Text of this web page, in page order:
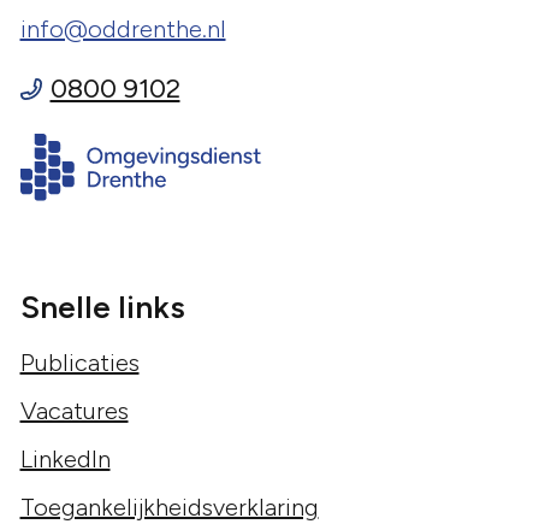
info@oddrenthe.nl
0800 9102
Snelle links
Publicaties
Vacatures
LinkedIn
Toegankelijkheidsverklaring